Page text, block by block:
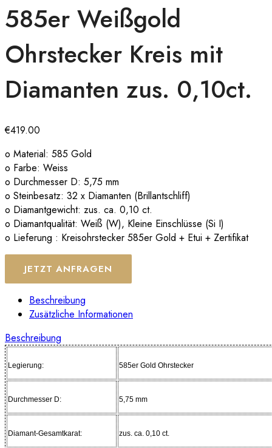
585er Weißgold
Ohrstecker Kreis mit
Diamanten zus. 0,10ct.
€419.00
o Material: 585 Gold
o Farbe: Weiss
o Durchmesser D: 5,75 mm
o Steinbesatz: 32 x Diamanten (Brillantschliff)
o Diamantgewicht: zus. ca. 0,10 ct.
o Diamantqualität: Weiß (W), Kleine Einschlüsse (Si I)
o Lieferung : Kreisohrstecker 585er Gold + Etui + Zertifikat
JETZT ANFRAGEN
Beschreibung
Zusätzliche Informationen
Beschreibung
Legierung: 585er Gold Ohrstecker
Durchmesser D: 5,75 mm
Diamant-Gesamtkarat: zus. ca. 0,10 ct.